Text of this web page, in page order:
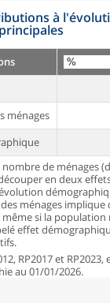
à
ménages
de ménages
en deux
ménages implique
si la population
effet
RP2017 et
au 01/01/2026.